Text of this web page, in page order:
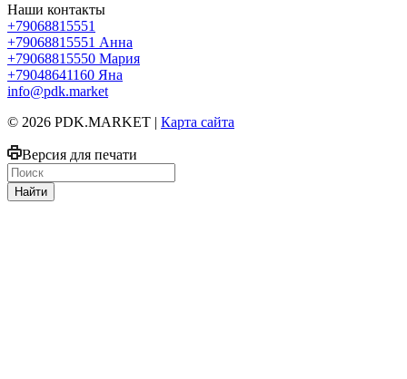
Наши контакты
+79068815551
+79068815551 Анна
+79068815550 Мария
+79048641160 Яна
info@pdk.market
© 2026 PDK.MARKET | Карта сайта
Версия для печати
Найти